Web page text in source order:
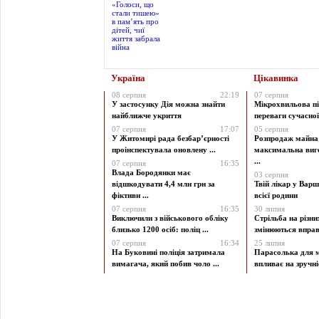
Україна Цікавинка
08 серпня
22:19
У застосунку Дія можна знайти
найближче укриття
07 серпня
17:07
У Житомирі рада безбар’єрності
проінспектувала оновлену ...
07 серпня
16:35
Влада Бородянки має
відшкодувати 4,4 млн грн за
фіктивн ...
07 серпня
16:35
Виключили з військового обліку
близько 1200 осіб: поліц ...
07 серпня
16:34
На Буковині поліція затримала
вимагача, який побив чоло ...
07 серпня
Мікрохвильова
переваги
05 серпня
Розпродаж майна
максимальна
...
03 серпня
Твій лікар у
всієї родини
30 липня
Стрільба на
змінюються
25 липня
Парасолька для
впливає на